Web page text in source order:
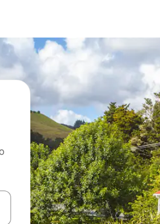
koristeći se strelicama prema gore i